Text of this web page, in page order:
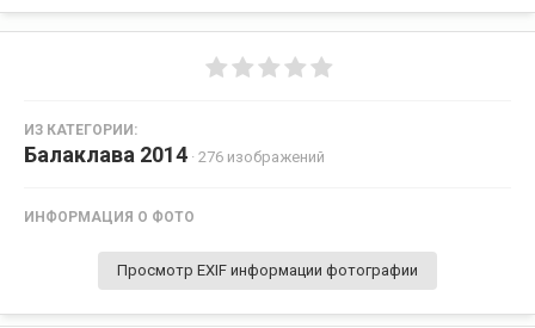
ИЗ КАТЕГОРИИ:
Балаклава 2014 · 276 изображений
ИНФОРМАЦИЯ О ФОТО
Просмотр EXIF информации фотографии